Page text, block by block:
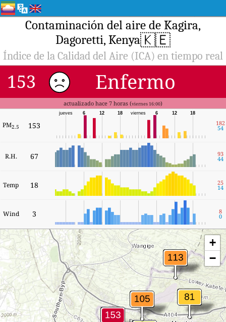
Contaminación del aire de Kagira,
Dagoretti, Kenya🇰🇪
Índice de la Calidad del Aire (ICA) en tiempo real
153 Enfermo
actualizado hace 7 horas (viernes 16:00)
PM2.5 153
18
12
6
viernes
18
12
6
jueves
182
54
R.H. 67 93
44
Temp 18 25
14
Wind 3 8
0
+
−